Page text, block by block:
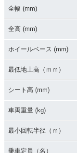
全幅 (mm)
全高 (mm)
ホイールベース (mm)
最低地上高（ｍｍ）
シート高 (mm)
車両重量 (kg)
最小回転半径（ｍ）
乗車定員（名）